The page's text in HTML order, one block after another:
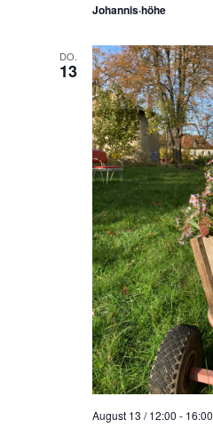
Johannis·höhe
DO.
13
August 13 / 12:00 - 16:00